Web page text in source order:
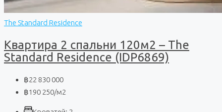
The Standard Residence
Квартира 2 спальни 120м2 – The
Standard Residence (IDP6869)
฿22 830 000
฿190 250/м2